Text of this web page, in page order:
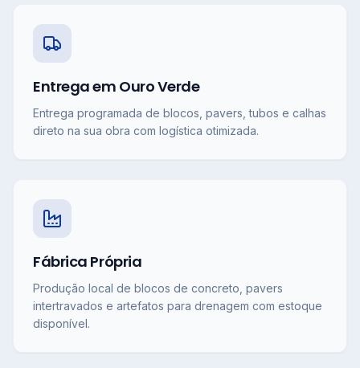
Entrega em Ouro Verde
Entrega programada de blocos, pavers, tubos e calhas
direto na sua obra com logística otimizada.
Fábrica Própria
Produção local de blocos de concreto, pavers
intertravados e artefatos para drenagem com estoque
disponível.